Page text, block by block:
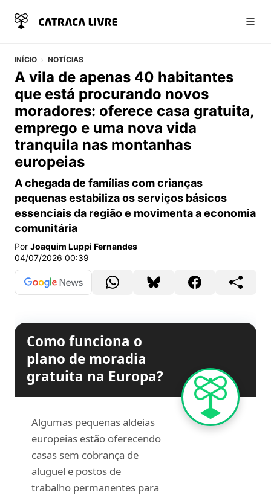
INÍCIO NOTÍCIAS
A vila de apenas 40 habitantes
que está procurando novos
moradores: oferece casa gratuita,
emprego e uma nova vida
tranquila nas montanhas
europeias
A chegada de famílias com crianças
pequenas estabiliza os serviços básicos
essenciais da região e movimenta a economia
comunitária
Por Joaquim Luppi Fernandes
04/07/2026 00:39
Como funciona o
plano de moradia
gratuita na Europa?
Algumas pequenas aldeias
europeias estão oferecendo
casas sem cobrança de
aluguel e postos de
trabalho permanentes para